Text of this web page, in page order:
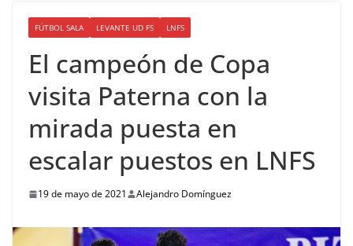
FÚTBOL SALA LEVANTE UD FS LNFS
El campeón de Copa
visita Paterna con la
mirada puesta en
escalar puestos en LNFS
19 de mayo de 2021 Alejandro Domínguez